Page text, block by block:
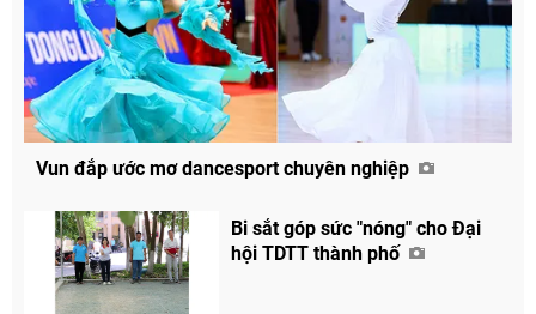
Vun đắp ước mơ dancesport chuyên nghiệp
Bi sắt góp sức "nóng" cho Đại
hội TDTT thành phố